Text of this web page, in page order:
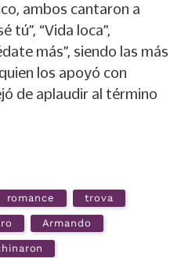
ambos cantaron a
tú”, “Vida loca”,
más”, siendo las más
los apoyó con
de aplaudir al término
romance trova
Armando